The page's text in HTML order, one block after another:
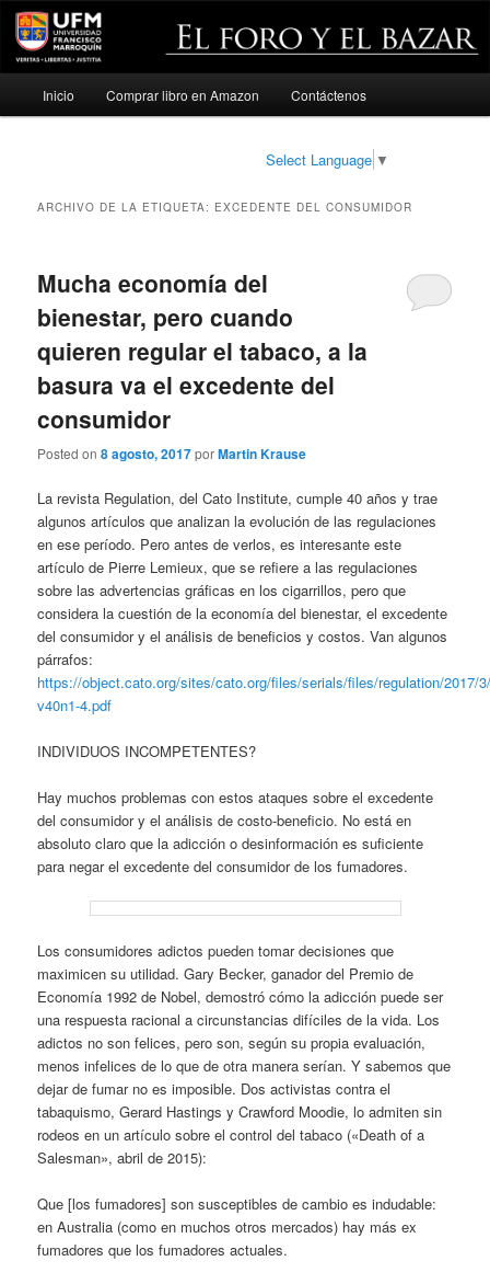
Ir
Ir
Inicio Comprar libro en Amazon Contáctenos
Select Language ▼
ARCHIVO DE LA ETIQUETA: EXCEDENTE DEL CONSUMIDOR
Mucha economía del
bienestar, pero cuando
quieren regular el tabaco, a la
basura va el excedente del
consumidor
Posted on8 agosto, 2017porMartin Krause
La revista Regulation, del Cato Institute, cumple 40 años y trae
algunos artículos que analizan la evolución de las regulaciones
en ese período. Pero antes de verlos, es interesante este
artículo de Pierre Lemieux, que se refiere a las regulaciones
sobre las advertencias gráficas en los cigarrillos, pero que
considera la cuestión de la economía del bienestar, el excedente
del consumidor y el análisis de beneficios y costos. Van algunos
párrafos:
https://object.cato.org/sites/cato.org/files/serials/files/regulation/2017/
v40n1-4.pdf
INDIVIDUOS INCOMPETENTES?
Hay muchos problemas con estos ataques sobre el excedente
del consumidor y el análisis de costo-beneficio. No está en
absoluto claro que la adicción o desinformación es suficiente
para negar el excedente del consumidor de los fumadores.
Los consumidores adictos pueden tomar decisiones que
maximicen su utilidad. Gary Becker, ganador del Premio de
Economía 1992 de Nobel, demostró cómo la adicción puede ser
una respuesta racional a circunstancias difíciles de la vida. Los
adictos no son felices, pero son, según su propia evaluación,
menos infelices de lo que de otra manera serían. Y sabemos que
dejar de fumar no es imposible. Dos activistas contra el
tabaquismo, Gerard Hastings y Crawford Moodie, lo admiten sin
rodeos en un artículo sobre el control del tabaco («Death of a
Salesman», abril de 2015):
Que [los fumadores] son ​​susceptibles de cambio es indudable:
en Australia (como en muchos otros mercados) hay más ex
fumadores que los fumadores actuales.